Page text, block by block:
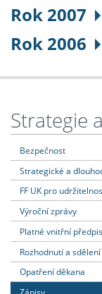
Rok 2007
Rok 2006
Strategie
Bezpečnost
Strategické a
FF UK pro
Výroční zprávy
Platné vnitřní
Rozhodnutí a
Opatření děkana